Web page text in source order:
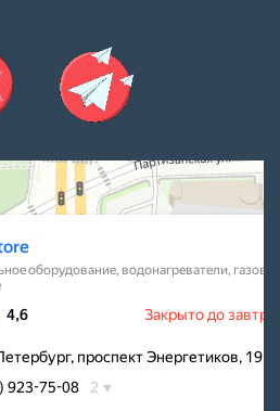
в Санкт‑Петербурге